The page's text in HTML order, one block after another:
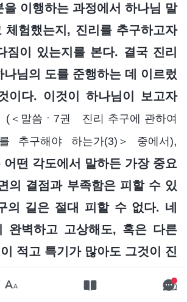
을 이행하는 과정에서 하나님 말
체험했는지, 진리를 추구하고자
짐이 있는지를 본다. 결국 진리
나님의 도를 준행하는 데 이르렀
이다. 이것이 하나님이 보고자
(＜말씀ㆍ7권 진리 추구에 관하여
추구해야 하는가(3)＞ 중에서),
어떤 각도에서 말하든 가장 중요
의 결점과 부족함은 피할 수 있
의 길은 절대 피할 수 없다. 네
완벽하고 고상해도, 혹은 다른
적고 특기가 많아도 그것이 진
수도 없다. 반면, 진리를 추구하